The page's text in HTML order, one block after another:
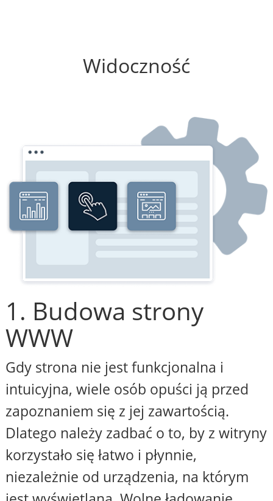
Widoczność
1. Budowa strony
WWW
Gdy strona nie jest funkcjonalna i
intuicyjna, wiele osób opuści ją przed
zapoznaniem się z jej zawartością.
Dlatego należy zadbać o to, by z witryny
korzystało się łatwo i płynnie,
niezależnie od urządzenia, na którym